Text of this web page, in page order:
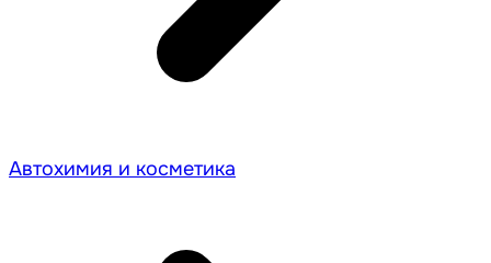
Автохимия и косметика